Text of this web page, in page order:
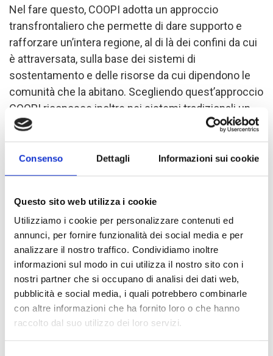
Consenso Dettagli Informazioni sui cookie
Questo sito web utilizza i cookie
Utilizziamo i cookie per personalizzare contenuti ed
annunci, per fornire funzionalità dei social media e per
analizzare il nostro traffico. Condividiamo inoltre
informazioni sul modo in cui utilizza il nostro sito con i
nostri partner che si occupano di analisi dei dati web,
pubblicità e social media, i quali potrebbero combinarle
con altre informazioni che ha fornito loro o che hanno
raccolto dal suo utilizzo dei loro servizi.
Nel fare questo, COOPI adotta un approccio
transfrontaliero che permette di dare supporto e
rafforzare un’intera regione, al di là dei confini da cui
è attraversata, sulla base dei sistemi di
sostentamento e delle risorse da cui dipendono le
comunità che la abitano. Scegliendo quest’approccio
COOPI riconosce inoltre nei sistemi tradizionali un
elemento importante di integrazione con il territorio
che occorre rafforzare e valorizzare per lo sviluppo
delle comunità pastorali.
Al fine di supportare l’allevamento seminomade,
identificato come un’importante strategia di risposta
alla siccità,COOPI interviene nella creazione e
riabilitazione di punti di approvvigionamento
idrico localizzati lungo le tradizionali vie di
transumanza.In questo senso di grande
importanza è lo studio di mappatura delle fonti
idriche e dei pascoli che costituisce la base non solo
per gestire adeguatamente queste risorse ma anche